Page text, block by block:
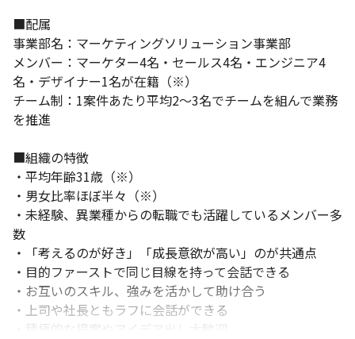
■配属
事業部名：マーケティングソリューション事業部
メンバー：マーケター4名・セールス4名・エンジニア4
名・デザイナー1名が在籍（※）
チーム制：1案件あたり平均2～3名でチームを組んで業務
を推進
■組織の特徴
・平均年齢31歳（※）
・男女比率ほぼ半々（※）
・未経験、異業種からの転職でも活躍しているメンバー多
数
・「考えるのが好き」「成長意欲が高い」のが共通点
・目的ファーストで同じ目線を持って会話できる
・お互いのスキル、強みを活かして助け合う
・上司や社長ともラフに会話ができる
・積極的な提案やアイデア出し大歓迎